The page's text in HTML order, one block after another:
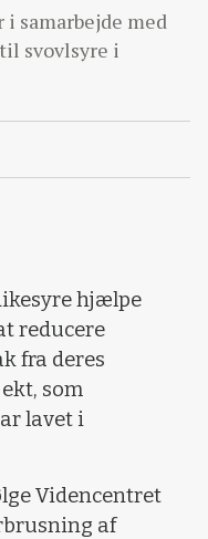
samarbejde med
svovlsyre i
hjælpe
reducere
fra deres
som
lavet i
Videncentret
af